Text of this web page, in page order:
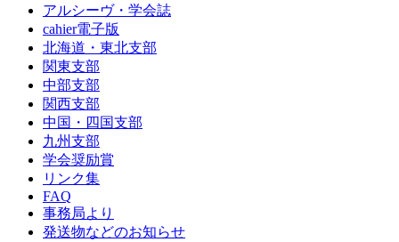
アルシーヴ・学会誌
cahier電子版
北海道・東北支部
関東支部
中部支部
関西支部
中国・四国支部
九州支部
学会奨励賞
リンク集
FAQ
事務局より
発送物などのお知らせ